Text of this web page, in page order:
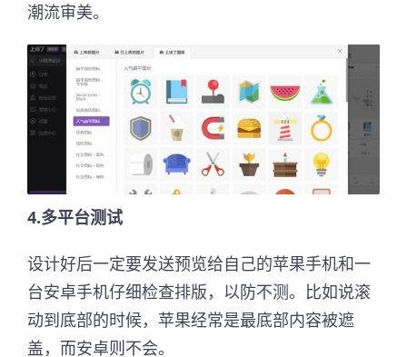
潮流审美。
4.多平台测试
设计好后一定要发送预览给自己的苹果手机和一
台安卓手机仔细检查排版，以防不测。比如说滚
动到底部的时候，苹果经常是最底部内容被遮
盖，而安卓则不会。